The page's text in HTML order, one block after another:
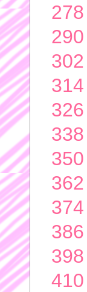
278
290
302
314
326
338
350
362
374
386
398
410